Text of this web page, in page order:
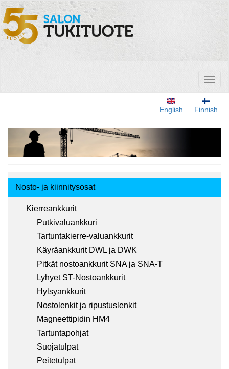
Hyppää
pääsisältöön
Finnish
English
Tuotemenu
Nosto- ja kiinnitysosat
Kierreankkurit
Putkivaluankkuri
Tartuntakierre-valuankkurit
Käyräankkurit DWL ja DWK
Pitkät nostoankkurit SNA ja SNA-T
Lyhyet ST-Nostoankkurit
Hylsyankkurit
Nostolenkit ja ripustuslenkit
Magneettipidin HM4
Tartuntapohjat
Suojatulpat
Peitetulpat